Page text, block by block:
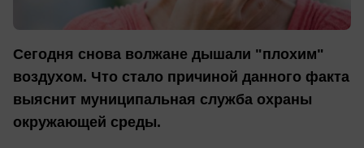
Сегодня снова волжане дышали "плохим"
воздухом. Что стало причиной данного факта
выяснит муниципальная служба охраны
окружающей среды.